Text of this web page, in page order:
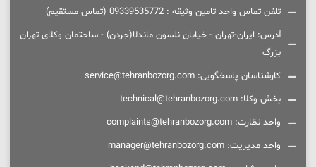
تلفن تماس واحد تامین وثیقه : 09339535772 (تماس مستقیم)
آدرس: ایران-تهران - خیابان نلسون ماندلا(جردن) - ساختمان وکلای تهران
بزرگ
کارشناسان پاسخگویی: service@tehranbozorg.com
بخش وکلا: technical@tehranbozorg.com
واحد نظارت: complaints@tehranbozorg.com
واحد مدیریت: manager@tehranbozorg.com